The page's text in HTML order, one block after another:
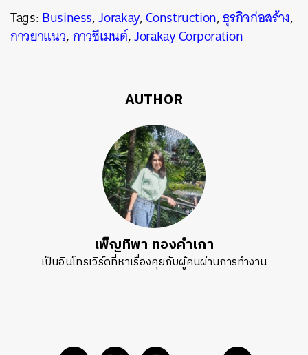
Tags:Business,Jorakay,Construction,ธุรกิจก่อสร้าง,
กาวยาแนว,กาวซีเมนต์,Jorakay Corporation
AUTHOR
เพ็ญทิพา ทองคำเภา
เป็นอินโทรเวิร์ดที่หาเรื่องคุยกับผู้คนผ่านการทำงาน